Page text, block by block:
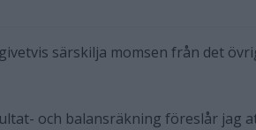
särskilja momsen från det
och balansräkning föreslår jag